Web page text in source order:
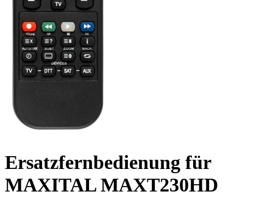
Ersatzfernbedienung für
MAXITAL MAXT230HD